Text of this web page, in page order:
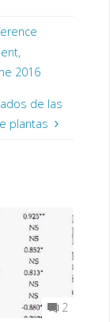
2016
de las
plantas
2